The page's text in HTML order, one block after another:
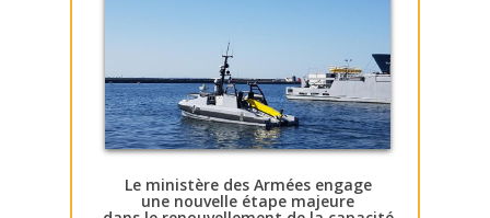
Le ministère des Armées engage
une nouvelle étape majeure